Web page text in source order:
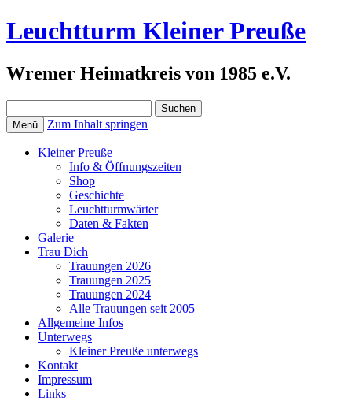
Leuchtturm Kleiner Preuße
Wremer Heimatkreis von 1985 e.V.
nach:
Menü Zum Inhalt springen
Kleiner Preuße
Info & Öffnungszeiten
Shop
Geschichte
Leuchtturmwärter
Daten & Fakten
Galerie
Trau Dich
Trauungen 2026
Trauungen 2025
Trauungen 2024
Alle Trauungen seit 2005
Allgemeine Infos
Unterwegs
Kleiner Preuße unterwegs
Kontakt
Impressum
Links